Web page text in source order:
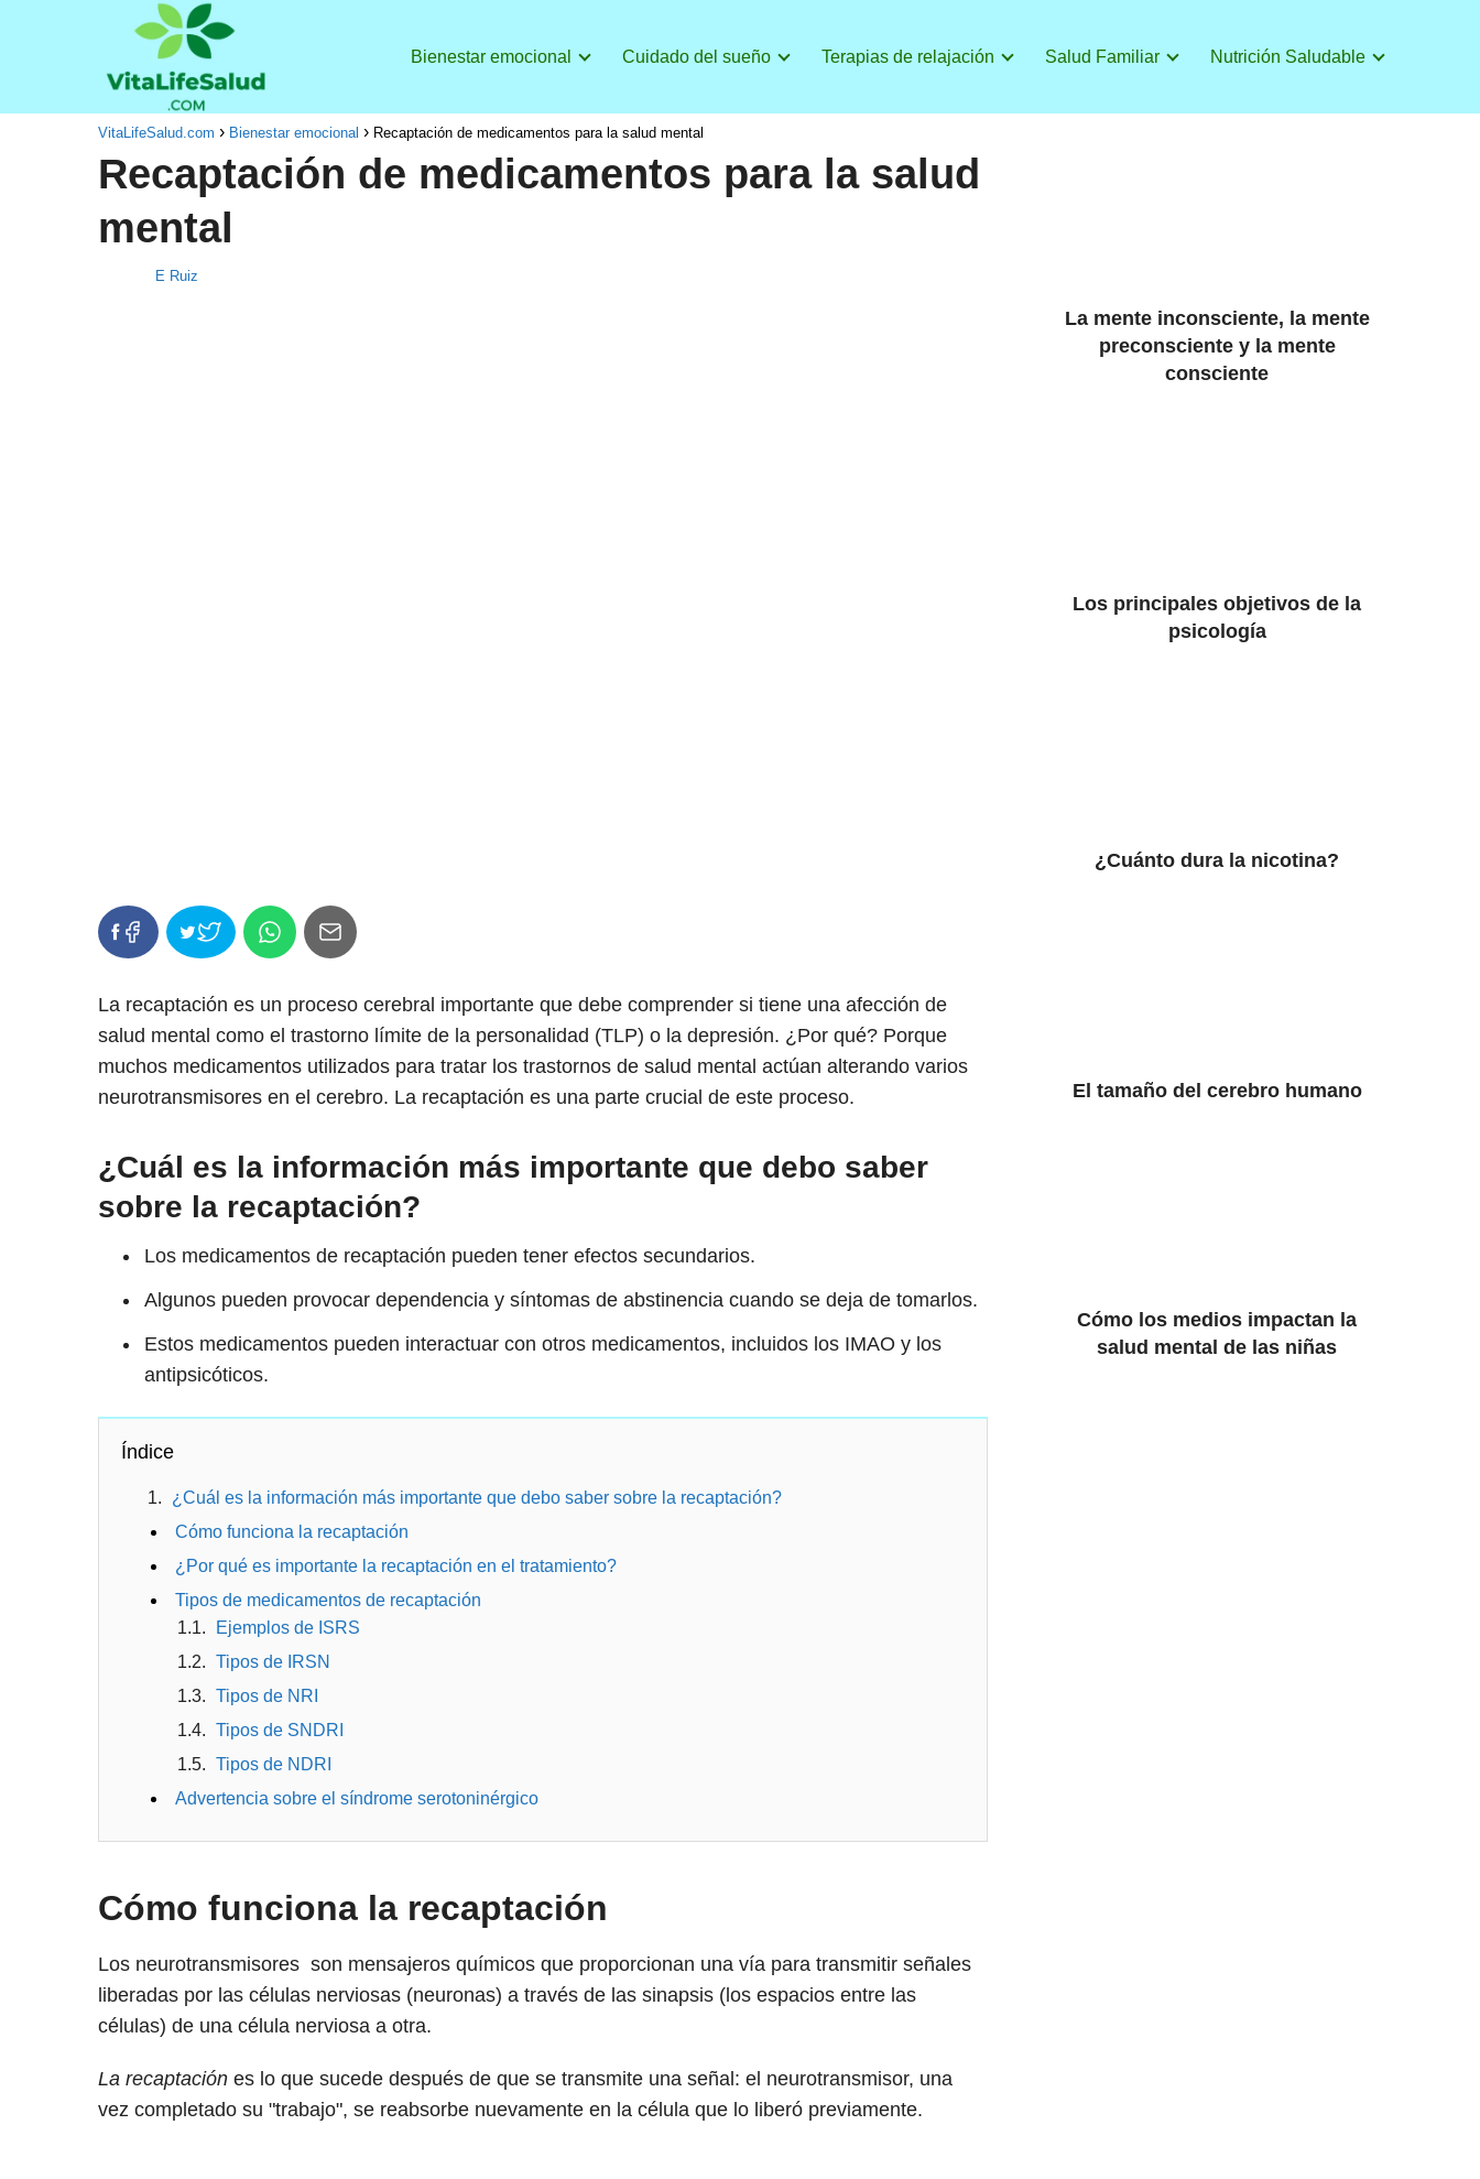
Bienestar emocional Cuidado del sueño Terapias de relajación Salud Familiar Nutrición Saludable
VitaLifeSalud.com Bienestar emocional Recaptación de medicamentos para la salud mental
Recaptación de medicamentos para la salud
mental
E Ruiz
La recaptación es un proceso cerebral importante que debe comprender si tiene una afección de
salud mental como el trastorno límite de la personalidad (TLP) o la depresión. ¿Por qué? Porque
muchos medicamentos utilizados para tratar los trastornos de salud mental actúan alterando varios
neurotransmisores en el cerebro. La recaptación es una parte crucial de este proceso.
¿Cuál es la información más importante que debo saber
sobre la recaptación?
Los medicamentos de recaptación pueden tener efectos secundarios.
Algunos pueden provocar dependencia y síntomas de abstinencia cuando se deja de tomarlos.
Estos medicamentos pueden interactuar con otros medicamentos, incluidos los IMAO y los
antipsicóticos.
Índice
¿Cuál es la información más importante que debo saber sobre la recaptación?
Cómo funciona la recaptación
¿Por qué es importante la recaptación en el tratamiento?
Tipos de medicamentos de recaptación
Ejemplos de ISRS
Tipos de IRSN
Tipos de NRI
Tipos de SNDRI
Tipos de NDRI
Advertencia sobre el síndrome serotoninérgico
Cómo funciona la recaptación
Los neurotransmisores son mensajeros químicos que proporcionan una vía para transmitir señales
liberadas por las células nerviosas (neuronas) a través de las sinapsis (los espacios entre las
células) de una célula nerviosa a otra.
La recaptaciónes lo que sucede después de que se transmite una señal: el neurotransmisor, una
vez completado su "trabajo", se reabsorbe nuevamente en la célula que lo liberó previamente.
La mente inconsciente, la mente
preconsciente y la mente
consciente
Los principales objetivos de la
psicología
¿Cuánto dura la nicotina?
El tamaño del cerebro humano
Cómo los medios impactan la
salud mental de las niñas